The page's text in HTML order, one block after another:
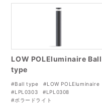
LOW POLEluminaire Ball
type
#Ball type
#LOW POLEluminaire
#LPL0303
#LPL0308
#ボラードライト